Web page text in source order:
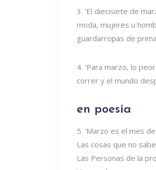
3. 'El diecisiete de
moda, mujeres u
guardarropas de
4. 'Para marzo, lo
correr y el mundo
en poesía
5. 'Marzo es el mes
Las cosas que no
Las Personas de la